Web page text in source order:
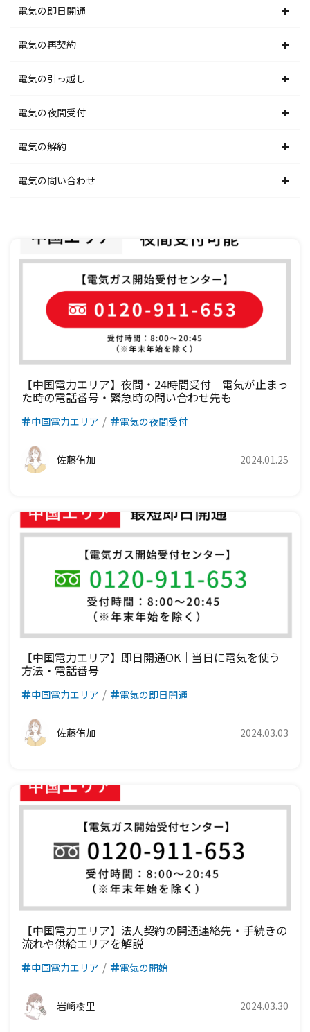
北海道電力エリア
東北電力エリア
東京電力エリア
北陸電力エリア
中部電力エリア
関西電力エリア
四国電力エリア
九州電力エリア
電気の即日開通
北海道電力エリア
東北電力エリア
東京電力エリア
北陸電力エリア
中部電力エリア
中国電力エリア
四国電力エリア
九州電力エリア
電気の再契約
北海道電力エリア
東北電力エリア
東京電力エリア
北陸電力エリア
関西電力エリア
中国電力エリア
四国電力エリア
電気の引っ越し
北海道電力エリア
東北電力エリア
東京電力エリア
中部電力エリア
関西電力エリア
中国電力エリア
九州電力エリア
電気の夜間受付
北海道電力エリア
東北電力エリア
北陸電力エリア
中部電力エリア
関西電力エリア
四国電力エリア
電気の解約
北海道電力エリア
東京電力エリア
北陸電力エリア
中部電力エリア
中国電力エリア
九州電力エリア
電気の問い合わせ
東北電力エリア
東京電力エリア
北陸電力エリア
関西電力エリア
四国電力エリア
【中国電力エリア】夜間・24時間受付｜電気が止まっ
た時の電話番号・緊急時の問い合わせ先も
中国電力エリア 電気の夜間受付
佐藤侑加 2024.01.25
【中国電力エリア】即日開通OK｜当日に電気を使う
方法・電話番号
中国電力エリア 電気の即日開通
佐藤侑加 2024.03.03
【中国電力エリア】法人契約の開通連絡先・手続きの
流れや供給エリアを解説
中国電力エリア 電気の開始
岩崎樹里 2024.03.30